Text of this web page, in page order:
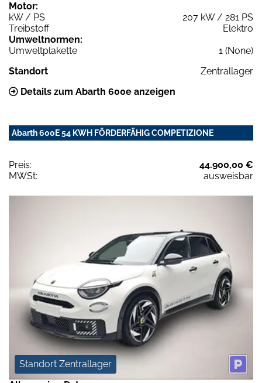
Motor:
kW / PS
207 kW / 281 PS
Treibstoff
Elektro
Umweltnormen:
Umweltplakette
1 (None)
Standort
Zentrallager
Details zum Abarth 600e anzeigen
Abarth 600E 54 KWH FÖRDERFÄHIG COMPETIZIONE
Preis:
44.900,00 €
MWSt:
ausweisbar
Standort Zentrallager